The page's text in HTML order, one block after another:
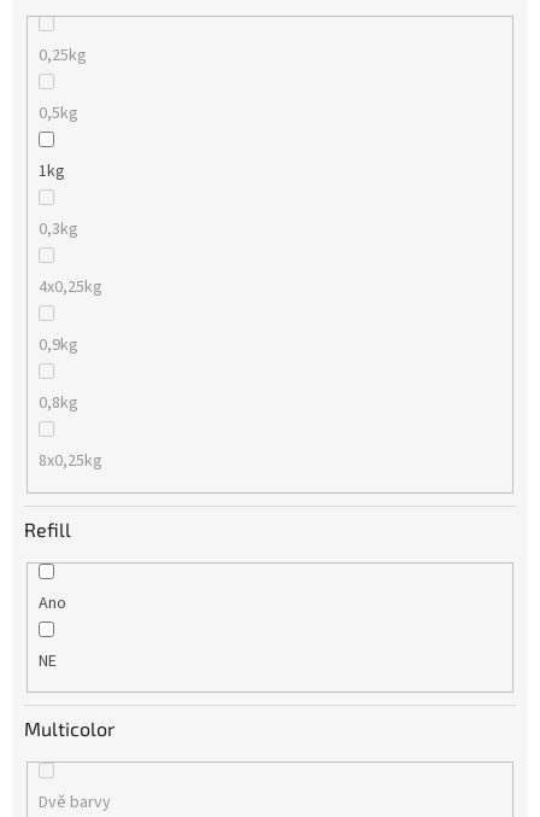
0,25kg
0,5kg
1kg
0,3kg
4x0,25kg
0,9kg
0,8kg
8x0,25kg
Refill
Ano
NE
Multicolor
Dvě barvy